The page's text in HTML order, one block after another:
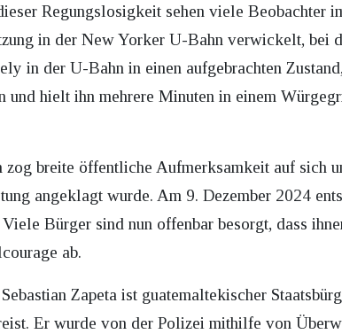
Regungslosigkeit sehen viele Beobachter
in der New Yorker U-Bahn verwickelt, bei
in der U-Bahn in einen aufgebrachten
und hielt ihn mehrere Minuten in einem
zog breite öffentliche Aufmerksamkeit auf sich
angeklagt wurde. Am 9. Dezember 2024
Bürger sind nun offenbar besorgt, dass
ab.
Zapeta ist guatemaltekischer
Er wurde von der Polizei mithilfe von